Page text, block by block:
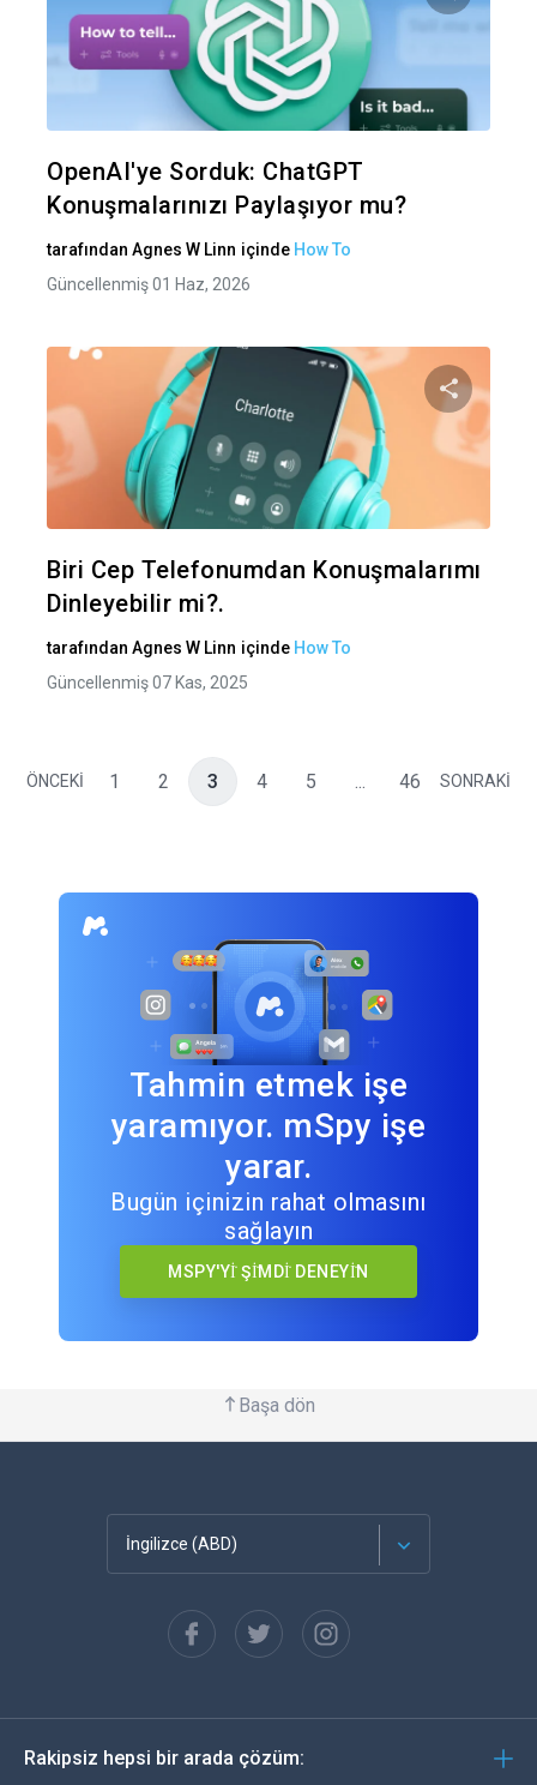
OpenAI'ye Sorduk: ChatGPT
Konuşmalarınızı Paylaşıyor mu?
tarafından Agnes W Linn içinde How To
Güncellenmiş 01 Haz, 2026
Bu
Biri Cep Telefonumdan Konuşmalarımı
Dinleyebilir mi?.
tarafından Agnes W Linn içinde How To
Güncellenmiş 07 Kas, 2025
ÖNCEKİ 1 2 3 4 5 ... 46 SONRAKİ
Tahmin etmek işe
yaramıyor. mSpy işe
yarar.
Bugün içinizin rahat olmasını
sağlayın
MSPY'Yİ ŞİMDİ DENEYİN
Başa dön
İngilizce (ABD)
Español
Almanca
Rakipsiz hepsi bir arada çözüm: